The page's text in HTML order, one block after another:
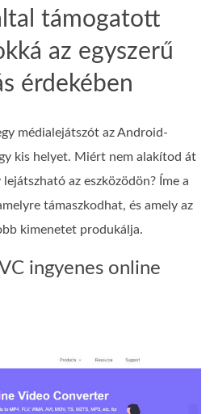
támogatott
az egyszerű
érdekében
médialejátszót az Android-
kis helyet. Miért nem alakítod át
az eszközödön? Íme a
támaszkodhat, és amely az
kimenetet produkálja.
ingyenes online